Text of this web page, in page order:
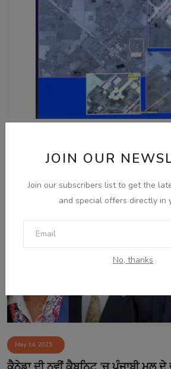
JOIN OUR
Join our subscribers list to get the
and special offers directly in
No, thanks
ਭਾਰਤ ਨੇ ਪਾਕਿਸਤਾਨੀ ਫੌਜੀ ਠਿਕਾਣਿਆਂ
May 14, 2025